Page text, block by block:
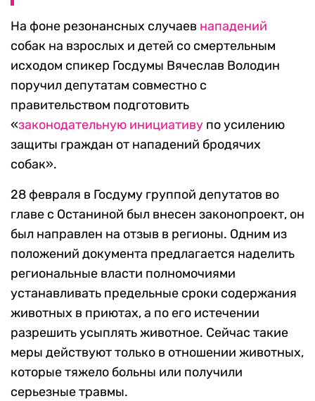
На фоне резонансных случаев нападений
собак на взрослых и детей со смертельным
исходом спикер Госдумы Вячеслав Володин
поручил депутатам совместно с
правительством подготовить
«законодательную инициативу по усилению
защиты граждан от нападений бродячих
собак».
28 февраля в Госдуму группой депутатов во
главе с Останиной был внесен законопроект, он
был направлен на отзыв в регионы. Одним из
положений документа предлагается наделить
региональные власти полномочиями
устанавливать предельные сроки содержания
животных в приютах, а по его истечении
разрешить усыплять животное. Сейчас такие
меры действуют только в отношении животных,
которые тяжело больны или получили
серьезные травмы.